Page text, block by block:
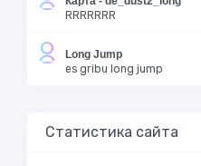
RRRRRRR
Long Jump
es gribu long jump
Статистика сайта